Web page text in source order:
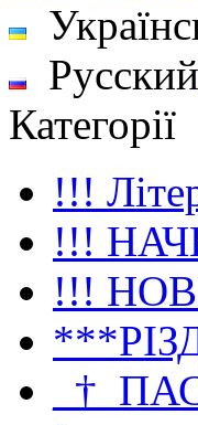
Русский
Категорії
!!!
!!!
!!!